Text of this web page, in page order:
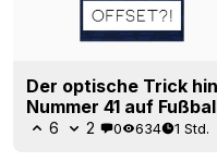
Der optische Trick
Nummer 41 auf
6 2 0 634 1 Std.